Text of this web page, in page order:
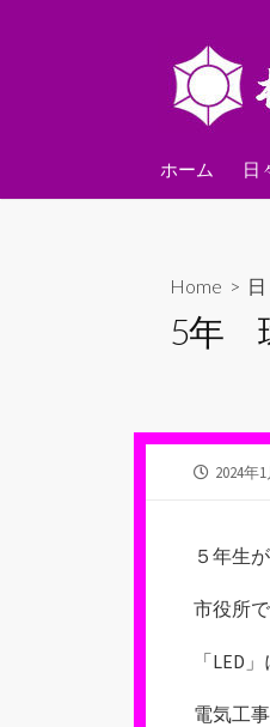
ス
ホーム 日
Home >
5年
公
2024年
５年生
市役所
「LED
電気工